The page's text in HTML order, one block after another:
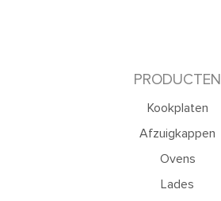
PRODUCTEN
Kookplaten
Afzuigkappen
Ovens
Lades